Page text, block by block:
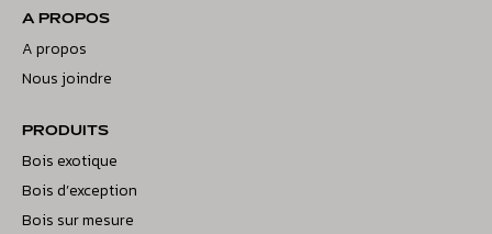
A PROPOS
A propos
Nous joindre
PRODUITS
Bois exotique
Bois d’exception
Bois sur mesure